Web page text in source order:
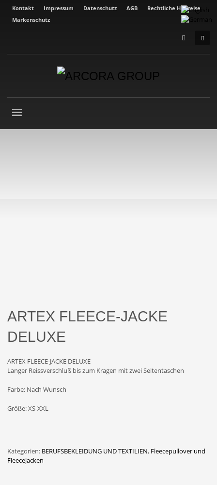
Kontakt Impressum Datenschutz AGB
Rechtliche Hinweise
Markenschutz
ARTEX FLEECE-JACKE
DELUXE
ARTEX FLEECE-JACKE DELUXE
Langer Reissverschluß bis zum Kragen mit zwei Seitentaschen
Farbe: Nach Wunsch
Größe: XS-XXL
Kategorien: BERUFSBEKLEIDUNG UND TEXTILIEN, Fleecepullover und
Fleecejacken